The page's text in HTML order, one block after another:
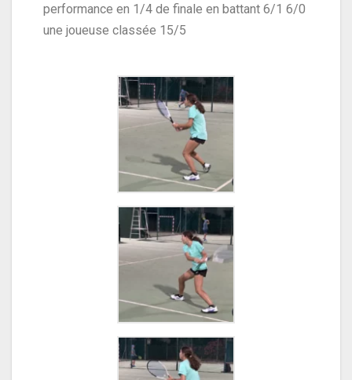
performance en 1/4 de finale en battant 6/1 6/0
une joueuse classée 15/5